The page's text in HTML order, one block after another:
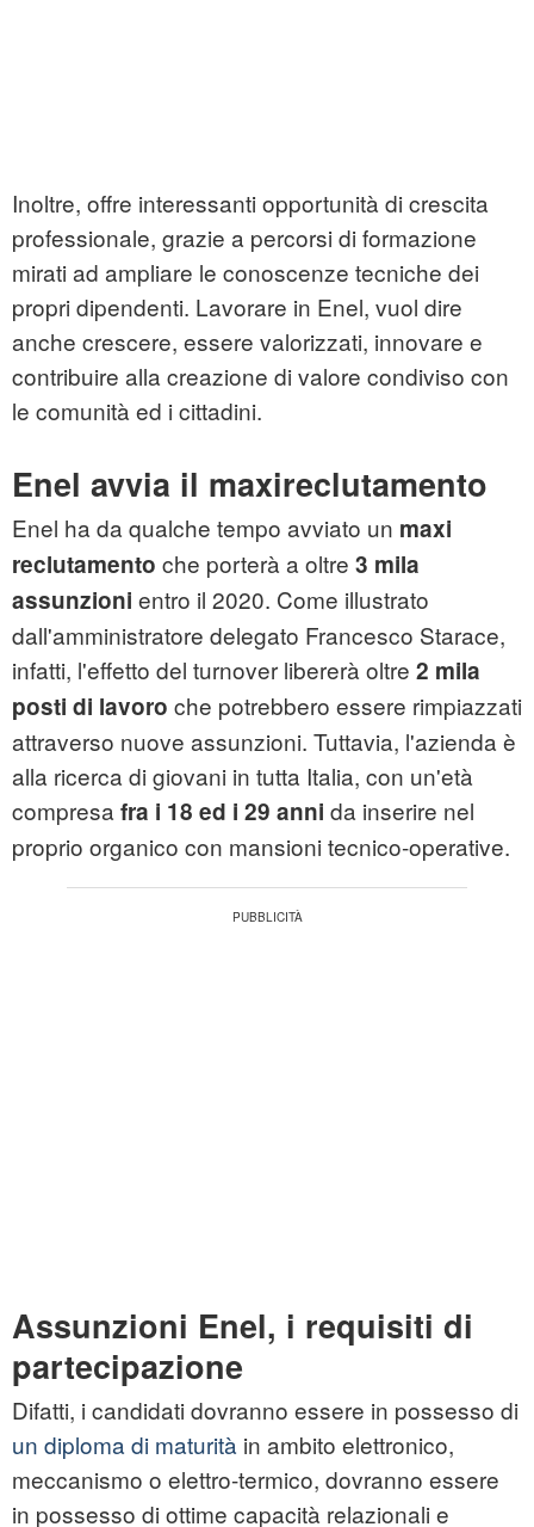
Inoltre, offre interessanti opportunità di crescita
professionale, grazie a percorsi di formazione
mirati ad ampliare le conoscenze tecniche dei
propri dipendenti. Lavorare in Enel, vuol dire
anche crescere, essere valorizzati, innovare e
contribuire alla creazione di valore condiviso con
le comunità ed i cittadini.
Enel avvia il maxireclutamento
Enel ha da qualche tempo avviato un maxi
reclutamento che porterà a oltre 3 mila
assunzioni entro il 2020. Come illustrato
dall'amministratore delegato Francesco Starace,
infatti, l'effetto del turnover libererà oltre 2 mila
posti di lavoro che potrebbero essere rimpiazzati
attraverso nuove assunzioni. Tuttavia, l'azienda è
alla ricerca di giovani in tutta Italia, con un'età
compresa fra i 18 ed i 29 anni da inserire nel
proprio organico con mansioni tecnico-operative.
Assunzioni Enel, i requisiti di
partecipazione
Difatti, i candidati dovranno essere in possesso di
un diploma di maturità in ambito elettronico,
meccanismo o elettro-termico, dovranno essere
in possesso di ottime capacità relazionali e